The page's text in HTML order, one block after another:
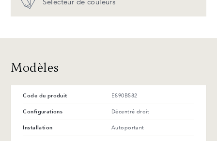
T-42-G Noir lustré T-114-T Frêne anthracite
Avantages et entretien
Noir matSélecteur de couleurs
Modèles
Code du produit ES90B582
Configurations Décentré droit
Installation Autoportant